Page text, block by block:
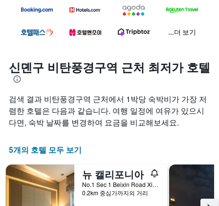
...더 보기
신뎬구 비탄풍경구역 근처 최저가 호텔
검색 결과 비탄풍경구역 근처에서 1박당 숙박비가 가장 저
렴한 호텔은 다음과 같습니다. 여행 일정에 여유가 있으시
다면, 숙박 날짜를 변경하여 요금을 비교해보세요.
5개의 호텔 모두 보기
뉴 캘리포니아
No.1 Sec 1 Beixin Road Xindian City, 신뎬구, 대만
0.2km 중심가까지의 거리